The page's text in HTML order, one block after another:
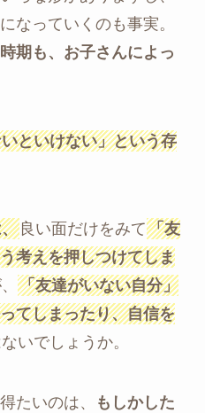
なっていくのも事実。
期も、お子さんによっ
といけない」という存
良い面だけをみて「友
考えを押しつけてしま
「友達がいない自分」
てしまったり、自信を
いでしょうか。
たいのは、
もしかした